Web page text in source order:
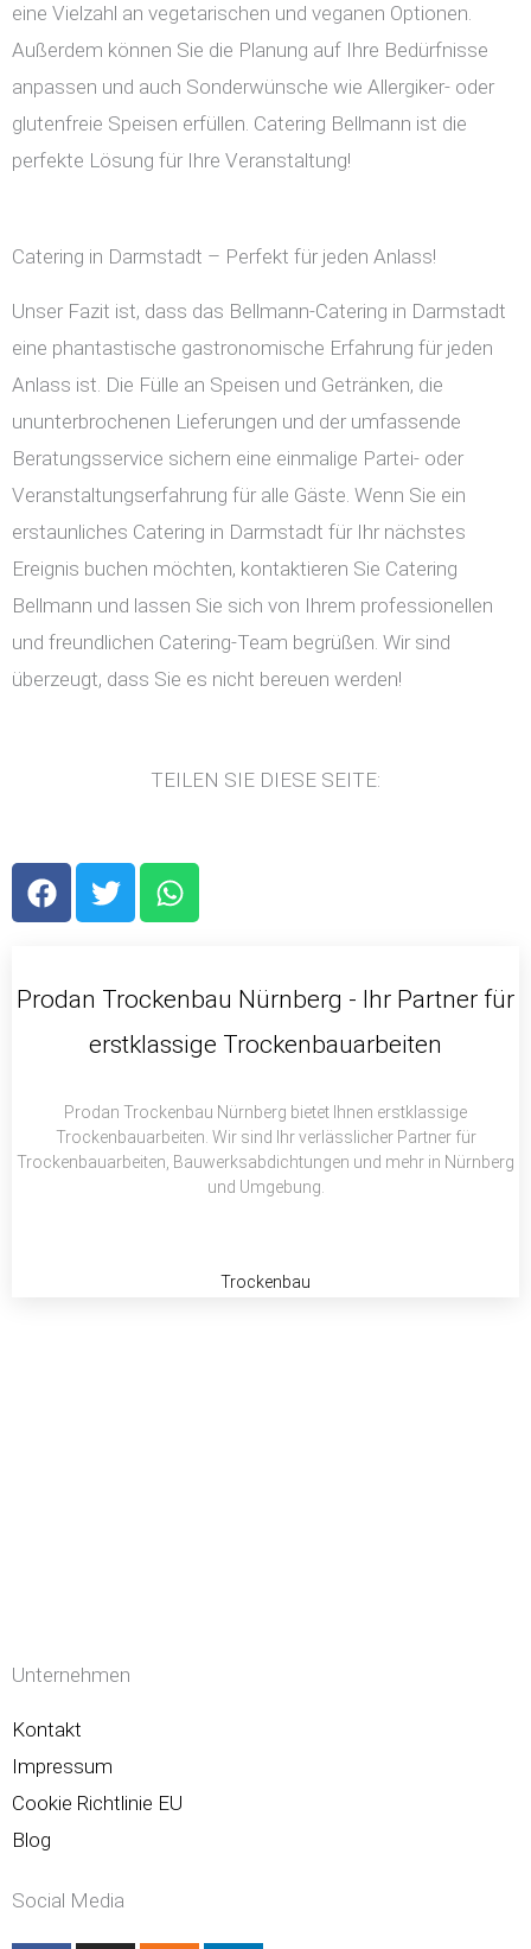
eine Vielzahl an vegetarischen und veganen Optionen.
Außerdem können Sie die Planung auf Ihre Bedürfnisse
anpassen und auch Sonderwünsche wie Allergiker- oder
glutenfreie Speisen erfüllen. Catering Bellmann ist die
perfekte Lösung für Ihre Veranstaltung!
Catering in Darmstadt – Perfekt für jeden Anlass!
Unser Fazit ist, dass das Bellmann-Catering in Darmstadt
eine phantastische gastronomische Erfahrung für jeden
Anlass ist. Die Fülle an Speisen und Getränken, die
ununterbrochenen Lieferungen und der umfassende
Beratungsservice sichern eine einmalige Partei- oder
Veranstaltungserfahrung für alle Gäste. Wenn Sie ein
erstaunliches Catering in Darmstadt für Ihr nächstes
Ereignis buchen möchten, kontaktieren Sie Catering
Bellmann und lassen Sie sich von Ihrem professionellen
und freundlichen Catering-Team begrüßen. Wir sind
überzeugt, dass Sie es nicht bereuen werden!
TEILEN SIE DIESE SEITE:
F
a
b
T
w
t
r
W
h
s
p
Prodan Trockenbau Nürnberg - Ihr Partner für
erstklassige Trockenbauarbeiten
Prodan Trockenbau Nürnberg bietet Ihnen erstklassige
Trockenbauarbeiten. Wir sind Ihr verlässlicher Partner für
Trockenbauarbeiten, Bauwerksabdichtungen und mehr in Nürnberg
und Umgebung.
Trockenbau
Unternehmen
Kontakt
Impressum
Cookie Richtlinie EU
Blog
Social Media